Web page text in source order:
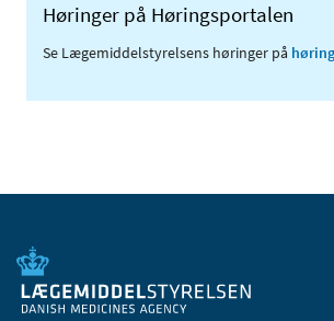
Høringer på Høringsportalen
Se Lægemiddelstyrelsens høringer på